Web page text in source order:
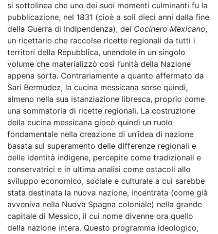
si sottolinea che uno dei suoi momenti culminanti fu la
pubblicazione, nel 1831 (cioè a soli dieci anni dalla fine
della Guerra di Indipendenza), del Cocinero Mexicano,
un ricettario che raccolse ricette regionali da tutti i
territori della Repubblica, unendole in un singolo
volume che materializzò così l’unità della Nazione
appena sorta. Contrariamente a quanto affermato da
Sari Bermudez, la cucina messicana sorse quindi,
almeno nella sua istanziazione libresca, proprio come
una sommatoria di ricette regionali. La costruzione
della cucina messicana giocò quindi un ruolo
fondamentale nella creazione di un’idea di nazione
basata sul superamento delle differenze regionali e
delle identità indigene, percepite come tradizionali e
conservatrici e in ultima analisi come ostacoli allo
sviluppo economico, sociale e culturale a cui sarebbe
stata destinata la nuova nazione, incentrata (come già
avveniva nella Nuova Spagna coloniale) nella grande
capitale di Messico, il cui nome divenne ora quello
della nazione intera. Questo programma ideologico,